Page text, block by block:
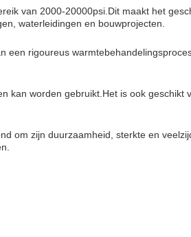
van 2000-20000psi.Dit maakt het
waterleidingen en bouwprojecten.
rigoureus
kan worden gebruikt.Het is ook
om zijn duurzaamheid, sterkte en